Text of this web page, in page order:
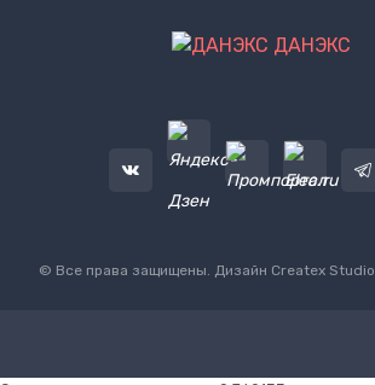
ДАНЭКС
© Все права защищены. Дизайн Createx Studio